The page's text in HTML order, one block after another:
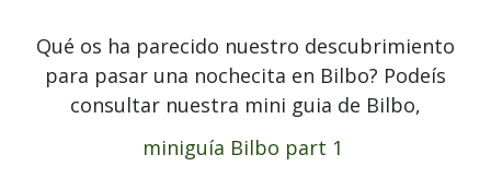
Qué os ha parecido nuestro descubrimiento
para pasar una nochecita en Bilbo? Podeís
consultar nuestra mini guia de Bilbo,
miniguía Bilbo part 1